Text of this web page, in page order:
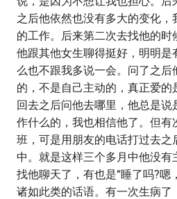
之后他依然也没有多大的变化
的工作。后来第二次去找他的时
他跟其他女生聊得挺好，明明是
么也不跟我多说一会。问了之后
的，不是自己主动的，真正爱的
回去之后问他去哪里，他总是说
作什么的，我也相信他了。但有
班，可是用朋友的电话打过去之
中。就是这样三个多月中他没
找他聊天了，有也是“睡了吗?嗯
诸如此类的话语。有一次生病